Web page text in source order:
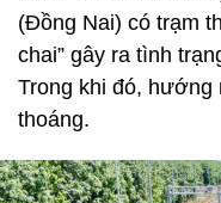
(Đồng Nai) có trạm
chai” gây ra tình
Trong khi đó, hướng
thoáng.